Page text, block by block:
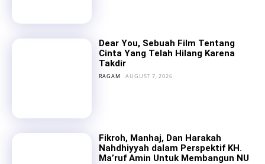
Dear You, Sebuah Film Tentang
Cinta Yang Telah Hilang Karena
Takdir
RAGAM AUGUST 7, 2026
Fikroh, Manhaj, Dan Harakah
Nahdhiyyah dalam Perspektif KH.
Ma’ruf Amin Untuk Membangun NU